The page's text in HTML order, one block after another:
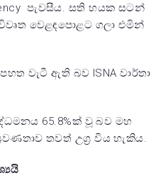
පැවසීය. සති හයක සටන්
වෙළඳපොළට ගලා එමින්
වැටී ඇති බව ISNA වාර්තා
65.8%ක් වූ බව මහ
තවත් උග්‍ර විය හැකිය.